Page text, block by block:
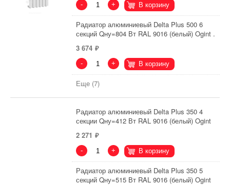
- + В корзину
Радиатор алюминиевый Delta Plus 500 6
секций Qну=804 Вт RAL 9016 (белый) Ogint .
3 674
- + В корзину
Еще (7)
Радиатор алюминиевый Delta Plus 350 4
секции Qну=412 Вт RAL 9016 (белый) Ogint
2 271
- + В корзину
Радиатор алюминиевый Delta Plus 350 5
секций Qну=515 Вт RAL 9016 (белый) Ogint